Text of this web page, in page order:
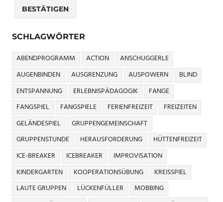
SCHLAGWÖRTER
ABENDPROGRAMM ACTION
ANSCHUGGERLE
AUGENBINDEN
AUSGRENZUNG AUSPOWERN
BLIND
ENTSPANNUNG
ERLEBNISPÄDAGOGIK
FANGE
FANGSPIEL
FANGSPIELE FERIENFREIZEIT
FREIZEITEN
GELÄNDESPIEL
GRUPPENGEMEINSCHAFT
GRUPPENSTUNDE
HERAUSFORDERUNG
HÜTTENFREIZEIT
ICE-BREAKER
ICEBREAKER
IMPROVISATION
KINDERGARTEN
KOOPERATIONSÜBUNG
KREISSPIEL
LAUTE GRUPPEN
LÜCKENFÜLLER
MOBBING